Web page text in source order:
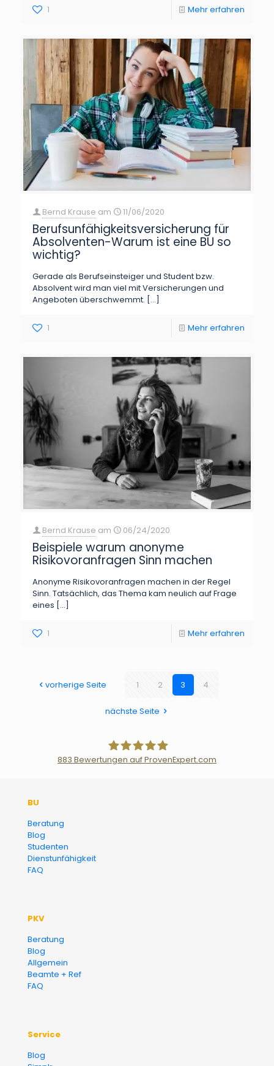
1 Mehr erfahren
Bernd Krause am 11/06/2020
Berufsunfähigkeitsversicherung für
Absolventen-Warum ist eine BU so
wichtig?
Gerade als Berufseinsteiger und Student bzw.
Absolvent wird man viel mit Versicherungen und
Angeboten überschwemmt. […]
1 Mehr erfahren
Bernd Krause am 06/24/2020
Beispiele warum anonyme
Risikovoranfragen Sinn machen
Anonyme Risikovoranfragen machen in der Regel
Sinn. Tatsächlich, das Thema kam neulich auf Frage
eines […]
1 Mehr erfahren
vorherige Seite 1 2 3 4
nächste Seite
883 Bewertungen auf ProvenExpert.com
BU
Beratung
Blog
Studenten
Dienstunfähigkeit
FAQ
PKV
Beratung
Blog
Allgemein
Beamte + Ref
FAQ
Service
Blog